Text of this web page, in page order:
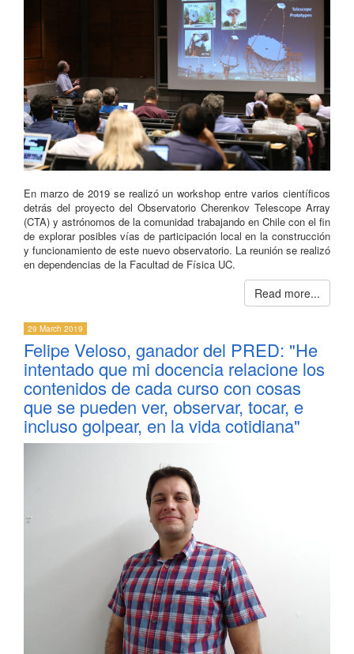
En marzo de 2019 se realizó un workshop entre varios científicos
detrás del proyecto del Observatorio Cherenkov Telescope Array
(CTA) y astrónomos de la comunidad trabajando en Chile con el fin
de explorar posibles vías de participación local en la construcción
y funcionamiento de este nuevo observatorio. La reunión se realizó
en dependencias de la Facultad de Física UC.
Read more...
29 March 2019
Felipe Veloso, ganador del PRED: "He
intentado que mi docencia relacione los
contenidos de cada curso con cosas
que se pueden ver, observar, tocar, e
incluso golpear, en la vida cotidiana"